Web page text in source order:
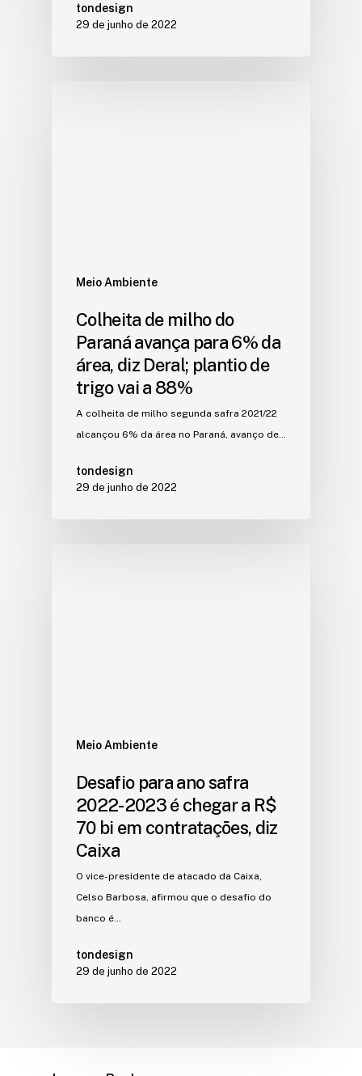
tondesign
29 de junho de 2022
Meio Ambiente
Colheita de milho do
Paraná avança para 6% da
área, diz Deral; plantio de
trigo vai a 88%
A colheita de milho segunda safra 2021/22
alcançou 6% da área no Paraná, avanço de…
tondesign
29 de junho de 2022
Meio Ambiente
Desafio para ano safra
2022-2023 é chegar a R$
70 bi em contratações, diz
Caixa
O vice-presidente de atacado da Caixa,
Celso Barbosa, afirmou que o desafio do
banco é…
tondesign
29 de junho de 2022